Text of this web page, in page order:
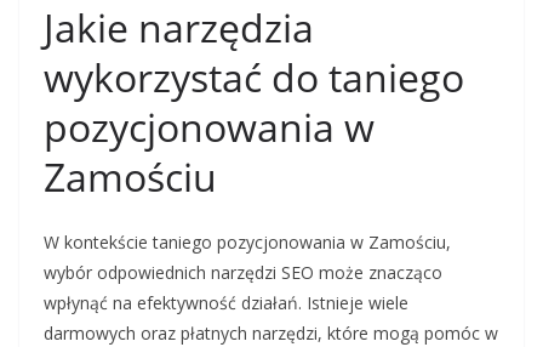
Jakie narzędzia
wykorzystać do taniego
pozycjonowania w
Zamościu
W kontekście taniego pozycjonowania w Zamościu,
wybór odpowiednich narzędzi SEO może znacząco
wpłynąć na efektywność działań. Istnieje wiele
darmowych oraz płatnych narzędzi, które mogą pomóc w